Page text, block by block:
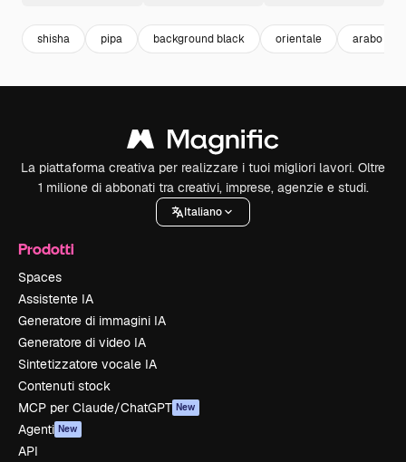
shisha pipa background black orientale arabo
La piattaforma creativa per realizzare i tuoi migliori lavori. Oltre
1 milione di abbonati tra creativi, imprese, agenzie e studi.
Italiano
Prodotti
Spaces
Assistente IA
Generatore di immagini IA
Generatore di video IA
Sintetizzatore vocale IA
Contenuti stock
MCP per Claude/ChatGPT New
Agenti New
API